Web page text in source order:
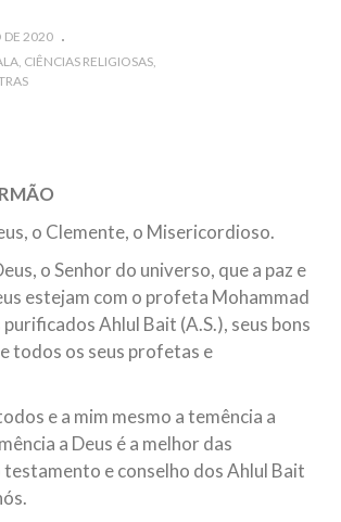
DE 2013
e Início de Muharam
parabeniza a nação islâmica pela chegada
de 1435 Hejrita. Desejamos a
irmãs um novo
DE 2013
do Imam Ali Ibn Al-Hussein
o Clemente, o Misericordioso! Diante da
o martírio do quarto Imam dos
Ali Ibn Al-Hussein Ibn Ali Ibn Abi Táleb
por “Zein Al-Ábidin” (Formosura
no Brasil recebe o ex-
Relações Exteriores da
do Irã
DE 2020
CIÊNCIAS RELIGIOSAS
o Clemente, o Misericordioso.
o Senhor do universo, que a paz e
estejam com o profeta Mohammad
purificados Ahlul Bait (A.S.), seus bons
todos os seus profetas e
e a mim mesmo a temência a
a Deus é a melhor das
testamento e conselho dos Ahlul Bait